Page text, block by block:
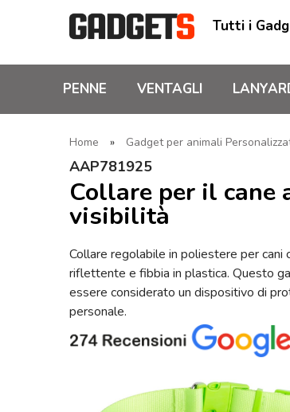
Tutti i
PENNE VENTAGLI
Home » Gadget per animali
AAP781925
Collare per il cane
visibilità
Collare regolabile in poliestere per cani
riflettente e fibbia in plastica. Questo
essere considerato un dispositivo di
personale.